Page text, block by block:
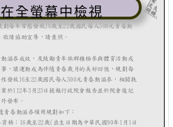
在全螢幕中檢視